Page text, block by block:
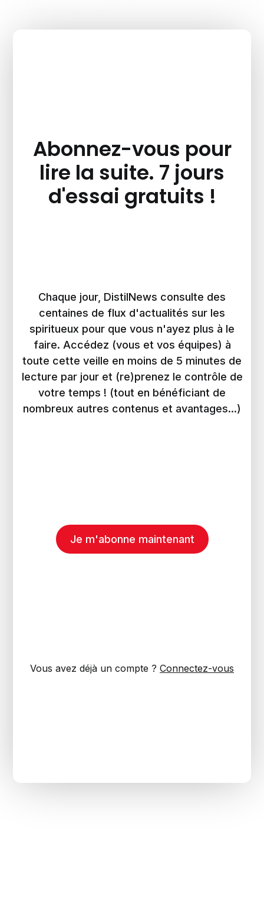
Abonnez-vous pour
lire la suite. 7 jours
d'essai gratuits !
Chaque jour, DistilNews consulte des
centaines de flux d'actualités sur les
spiritueux pour que vous n'ayez plus à le
faire. Accédez (vous et vos équipes) à
toute cette veille en moins de 5 minutes de
lecture par jour et (re)prenez le contrôle de
votre temps ! (tout en bénéficiant de
nombreux autres contenus et avantages...)
Je m'abonne maintenant
Vous avez déjà un compte ? Connectez-vous